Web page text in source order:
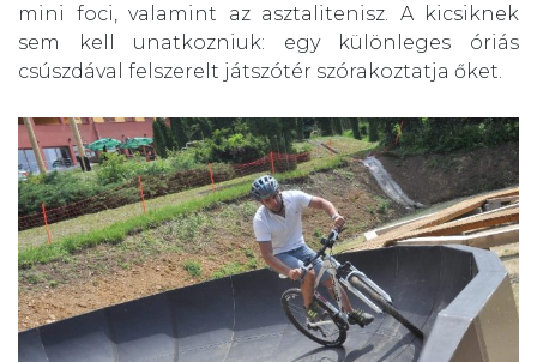
mini foci, valamint az asztalitenisz. A kicsiknek
sem kell unatkozniuk: egy különleges óriás
csúszdával felszerelt játszótér szórakoztatja őket.